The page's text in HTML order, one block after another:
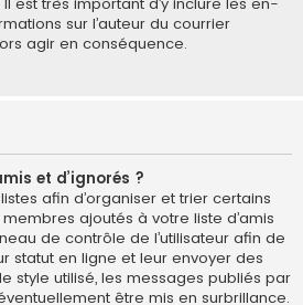
sur l’auteur du courrier
agir en conséquence.
et d’ignorés ?
afin d’organiser et trier certains
ajoutés à votre liste d’amis
de contrôle de l’utilisateur afin de
statut en ligne et leur envoyer des
style utilisé, les messages publiés par
être mis en surbrillance.